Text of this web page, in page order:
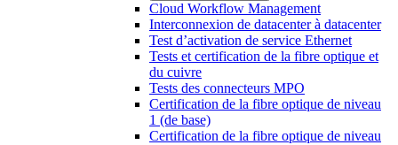
Cloud Workflow Management
Interconnexion de datacenter à datacenter
Test d’activation de service Ethernet
Tests et certification de la fibre optique et
du cuivre
Tests des connecteurs MPO
Certification de la fibre optique de niveau
1 (de base)
Certification de la fibre optique de niveau